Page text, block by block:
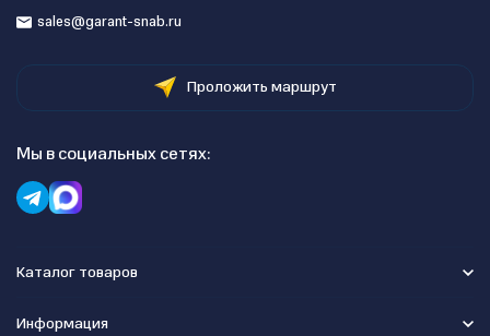
sales@garant-snab.ru
Проложить маршрут
Мы в социальных сетях:
Каталог товаров
Информация